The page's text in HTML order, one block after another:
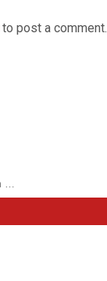
to post a comment.